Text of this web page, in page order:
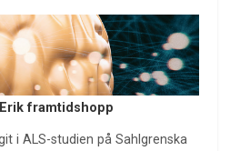
framtidshopp
i ALS-studien på Sahlgrenska